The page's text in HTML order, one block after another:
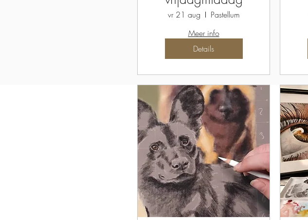
vr 21 aug
Pastellum
Meer info
Details